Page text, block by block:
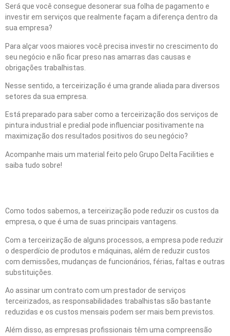
Será que você consegue desonerar sua folha de pagamento e
investir em serviços que realmente façam a diferença dentro da
sua empresa?
Para alçar voos maiores você precisa investir no crescimento do
seu negócio e não ficar preso nas amarras das causas e
obrigações trabalhistas.
Nesse sentido, a terceirização é uma grande aliada para diversos
setores da sua empresa.
Está preparado para saber como a terceirização dos serviços de
pintura industrial e predial pode influenciar positivamente na
maximização dos resultados positivos do seu negócio?
Acompanhe mais um material feito pelo Grupo Delta Facilities e
saiba tudo sobre!
Como todos sabemos, a terceirização pode reduzir os custos da
empresa, o que é uma de suas principais vantagens.
Com a terceirização de alguns processos, a empresa pode reduzir
o desperdício de produtos e máquinas, além de reduzir custos
com demissões, mudanças de funcionários, férias, faltas e outras
substituições.
Ao assinar um contrato com um prestador de serviços
terceirizados, as responsabilidades trabalhistas são bastante
reduzidas e os custos mensais podem ser mais bem previstos.
Além disso, as empresas profissionais têm uma compreensão